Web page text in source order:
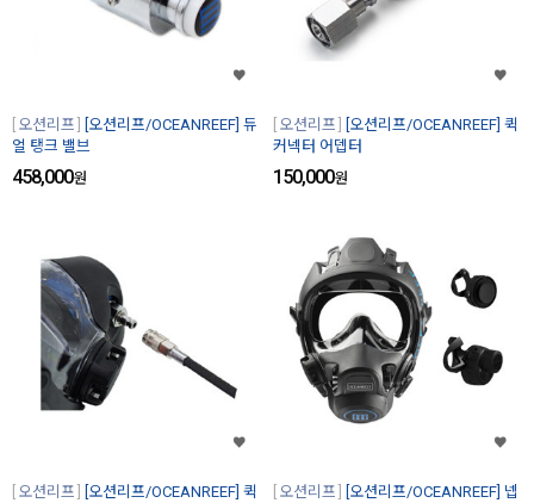
오션리프
[오션리프/OCEANREEF] 듀
얼 탱크 밸브
458,000원
오션리프
[오션리프/OCEANREEF] 퀵
커넥터 어뎁터
150,000원
오션리프
[오션리프/OCEANREEF] 퀵
오션리프
[오션리프/OCEANREEF] 넵